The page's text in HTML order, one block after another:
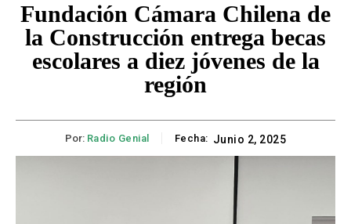
Fundación Cámara Chilena de
la Construcción entrega becas
escolares a diez jóvenes de la
región
Por: Radio Genial Fecha: Junio 2, 2025